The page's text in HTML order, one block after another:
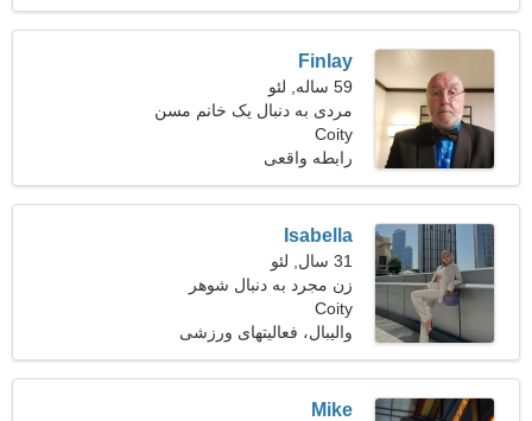
Finlay
59 ساله, لئو
مردی به دنبال یک خانم مسن
51-56
Coity
رابطه واقعی
Isabella
31 سال, لئو
زن مجرد به دنبال شوهر
Coity
والیبال، فعالیتهای ورزشی
Mike